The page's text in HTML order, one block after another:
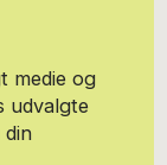
Flemming
sammen med sin
der er godt i
ved
er
gerne uden for
medie og
udvalgte